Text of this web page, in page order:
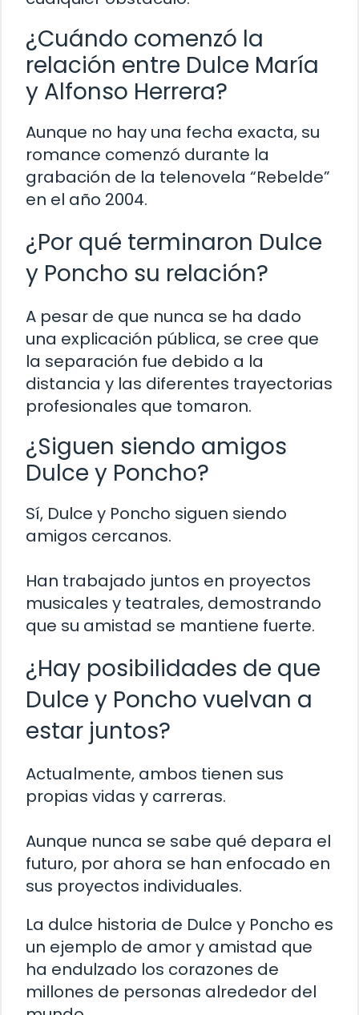
¿Cuándo comenzó la
relación entre Dulce María
y Alfonso Herrera?
Aunque no hay una fecha exacta, su
romance comenzó durante la
grabación de la telenovela “Rebelde”
en el año 2004.
¿Por qué terminaron Dulce
y Poncho su relación?
A pesar de que nunca se ha dado
una explicación pública, se cree que
la separación fue debido a la
distancia y las diferentes trayectorias
profesionales que tomaron.
¿Siguen siendo amigos
Dulce y Poncho?
Sí, Dulce y Poncho siguen siendo
amigos cercanos.
Han trabajado juntos en proyectos
musicales y teatrales, demostrando
que su amistad se mantiene fuerte.
¿Hay posibilidades de que
Dulce y Poncho vuelvan a
estar juntos?
Actualmente, ambos tienen sus
propias vidas y carreras.
Aunque nunca se sabe qué depara el
futuro, por ahora se han enfocado en
sus proyectos individuales.
La dulce historia de Dulce y Poncho es
un ejemplo de amor y amistad que
ha endulzado los corazones de
millones de personas alrededor del